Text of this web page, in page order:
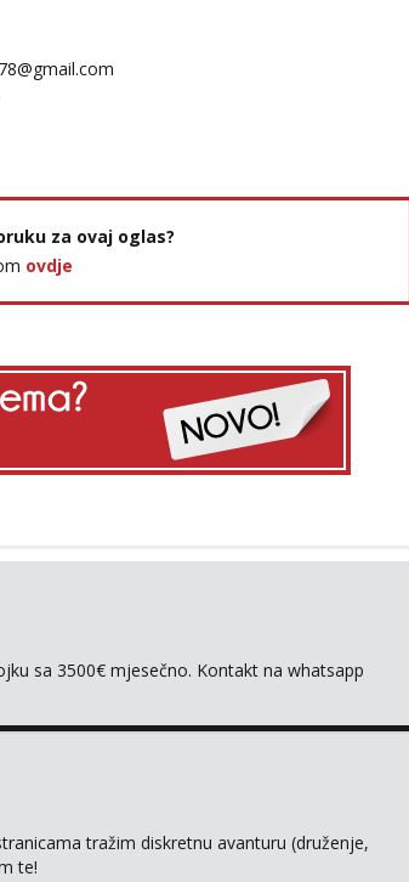
za ovaj oglas?
ovdje
sa 3500€ mjesečno. Kontakt na whatsapp
tražim diskretnu avanturu (druženje,
te!